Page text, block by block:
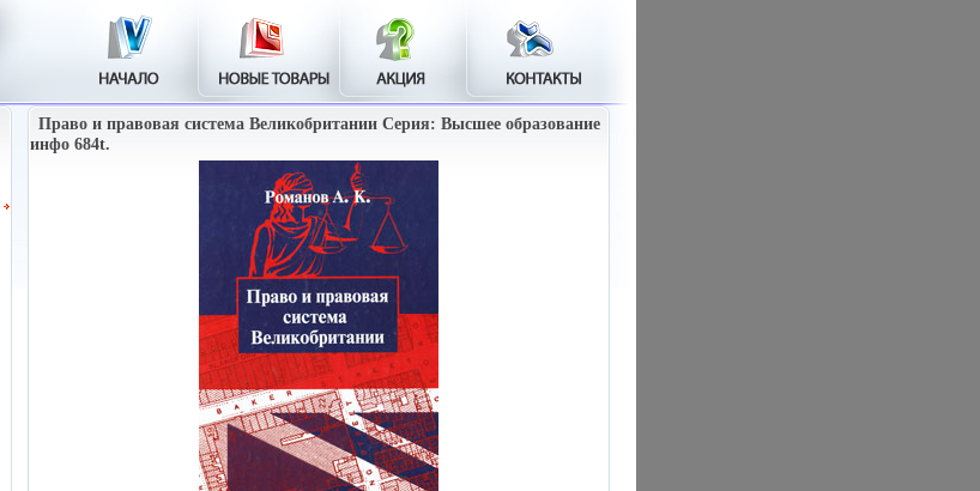
Право и правовая система Великобритании Серия: Высшее образование
инфо 684t.